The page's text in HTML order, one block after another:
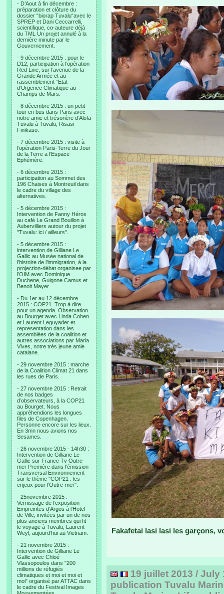
- D’Aout à fin décembre :
préparation et clôture du
dossier “biorap Tuvalu“avec le
SPREP et Dani Ceccarrelli,
scientifique, co-auteure déjà
du TML Un projet annulé à la
dernière minute par le
Gouvernement.
- 9 décembre 2015 : pour le
D12, participation à l’opération
Red Line, sur l’avenue de la
Grande Armée et au
rassemblement “Etat
d’Urgence Climatique au
Champs de Mars.
- 8 décembre 2015 : un petit
tour en bus dans Paris avec
notre amie et trésorière d’Alofa
Tuvalu à Tuvalu, Risasi
Finikaso.
- 7 décembre 2015 : visite à
l’opération Paris-Terre du Jour
de la Terre a l’Espace
Ephémère.
- 6 décembre 2015 :
participation au Sommet des
196 Chaises à Montreuil dans
le cadre du village des
alternatives.
- 5 décembre 2015 :
Intervention de Fanny Héros
au café Le Grand Bouillon à
Aubervilliers autour du projet
"Tuvalu: ici / ailleurs".
- 5 décembre 2015 :
intervention de Gilliane Le
Gallic au Musée national de
l’histoire de l’immigration, à la
projection-débat organisee par
l’OIM avec Dominique
Duchene, Guigone Camus et
Benoit Mayer.
- Du 1er au 12 décembre
2015 : COP21. Trop à dire
pour un agenda. Observation
au Bourget avec Linda Cohen
et Laurent Leguyader et
representation dans les
assemblées de la coalition et
autres associations par Maria
Vives, notre très jeune amie
catalane.
- 29 novembre 2015 : marche
de la Coalition Climat 21 dans
les rues de Paris.
- 27 novembre 2015 : Retrait
de nos badges
d’observateurs, à la COP21
au Bourget. Nous
appréhendions les longues
files de Copenhagen.
Personne encore sur les lieux.
En 3mn nous avions nos
Sesames.
- 26 novembre 2015 - 14h30 :
Intervention de Gilliane Le
Gallic sur France Tv Outre-
mer Première dans l'émission
Transversal Environnement
sur le thème "COP21 : les
enjeux pour l'Outre-mer".
- 25novembre 2015 :
Vernissage de l’exposition
Empreintes d’Argos à l’Hotel
de Ville, invitées par un de nos
plus anciens membres qui fit
le voyage à Tuvalu, Laurent
Weyl, aujourd’hui au Vietnam.
- 21 novembre 2015 :
Intervention de Gilliane Le
Gallic avec Chloé
Vlassopoulos dans "200
millions de réfugiés
climatiques et moi et moi et
moi" organisé par ATTAC dans
le cadre du Festival Images
Fakafetai lasi lasi les garçons,
19 juillet 2013 / July
publication Tuvalu